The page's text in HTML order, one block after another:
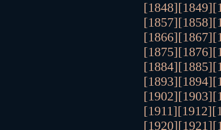
[1848][1849]
[1857][1858]
[1866][1867]
[1875][1876]
[1884][1885]
[1893][1894]
[1902][1903]
[1911][1912]
[1920][1921]